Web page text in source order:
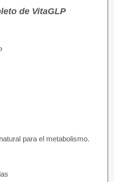
de VitaGLP
para el metabolismo.